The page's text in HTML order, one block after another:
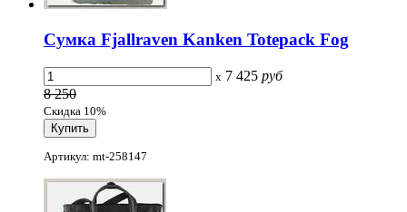
Сумка Fjallraven Kanken Totepack Fog
x 7 425 руб
8 250
Скидка 10%
Артикул: mt-258147